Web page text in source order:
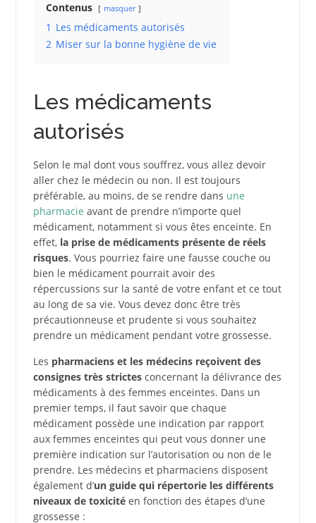
Contenus masquer
1 Les médicaments autorisés
2 Miser sur la bonne hygiène de vie
Les médicaments
autorisés
Selon le mal dont vous souffrez, vous allez devoir
aller chez le médecin ou non. Il est toujours
préférable, au moins, de se rendre dans une
pharmacie avant de prendre n’importe quel
médicament, notamment si vous êtes enceinte. En
effet, la prise de médicaments présente de réels
risques. Vous pourriez faire une fausse couche ou
bien le médicament pourrait avoir des
répercussions sur la santé de votre enfant et ce tout
au long de sa vie. Vous devez donc être très
précautionneuse et prudente si vous souhaitez
prendre un médicament pendant votre grossesse.
Les pharmaciens et les médecins reçoivent des
consignes très strictesconcernant la délivrance des
médicaments à des femmes enceintes. Dans un
premier temps, il faut savoir que chaque
médicament possède une indication par rapport
aux femmes enceintes qui peut vous donner une
première indication sur l’autorisation ou non de le
prendre. Les médecins et pharmaciens disposent
également d’un guide qui répertorie les différents
niveaux de toxicitéen fonction des étapes d’une
grossesse :